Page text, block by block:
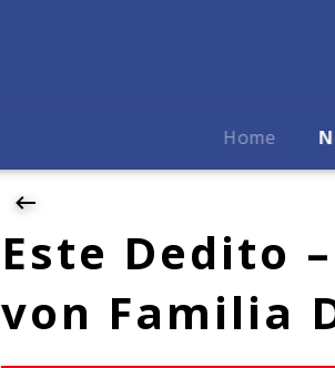
Home
Este Dedito
von Familia